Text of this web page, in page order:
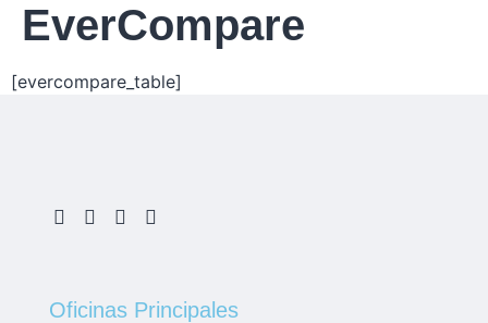
EverCompare
[evercompare_table]
Oficinas Principales